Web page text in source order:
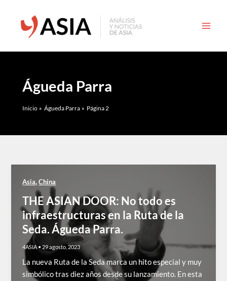
contenido
Águeda Parra
Inicio Águeda Parra Página 2
Asia,China
THE ASIAN DOOR: No todo es
infraestructuras en la Ruta de la
Seda. Águeda Parra.
4ASIA •29 agosto, 2023
La nueva Ruta de la Seda marca un hito especial y muy
simbólico tras diez años desde su lanzamiento. En esta